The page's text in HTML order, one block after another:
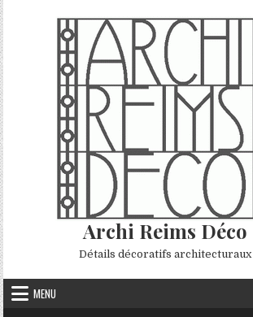
Skip to content
Archi Reims Déco
Détails décoratifs architecturaux
MENU